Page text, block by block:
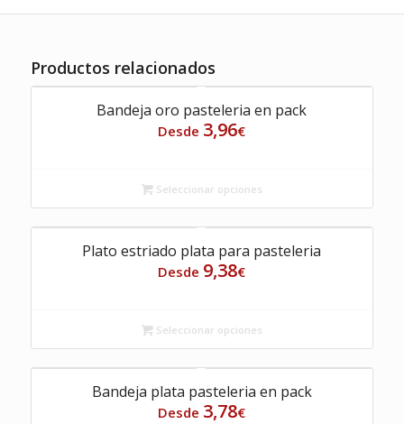
Productos relacionados
Bandeja oro pasteleria en pack
Desde 3,96€
Seleccionar opciones
Plato estriado plata para pasteleria
Desde 9,38€
Seleccionar opciones
Bandeja plata pasteleria en pack
Desde 3,78€